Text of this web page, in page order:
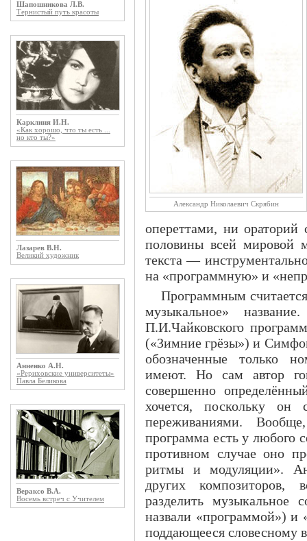
Шапошникова Л.В.
Тернистый путь красоты
Карклиня И.Н.
«Как хорошо, что ты есть ...
но кто ты?»
Лазарев В.Н.
Великий художник
Анненко А.Н.
«Рериховские университеты»
Павла Беликова
Вераксо В.А.
Восемь встреч с Учителем
Александр Николаевич Скрябин
опереттами, ни
половины всей мировой
текста —
на «программную» и
Программным
музыкальное»
П.И.Чайковского
(«Зимние грёзы») и
обозначенные только
имеют. Но сам автор
совершенно
хочется, поскольку
переживаниями.
программа есть у любого
противном случае оно
ритмы и модуляции».
других композиторов,
разделить музыкальное
назвали «программой») и
поддающееся словесному